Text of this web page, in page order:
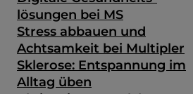
lösungen bei MS
Stress abbauen und
Achtsamkeit bei Multipler
Sklerose: Entspannung im
Alltag üben